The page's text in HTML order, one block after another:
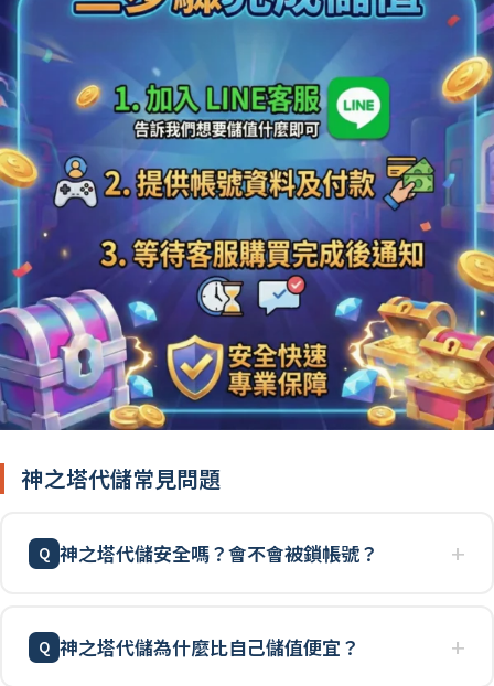
神之塔代儲常見問題
神之塔代儲安全嗎？會不會被鎖帳號？
神之塔代儲為什麼比自己儲值便宜？